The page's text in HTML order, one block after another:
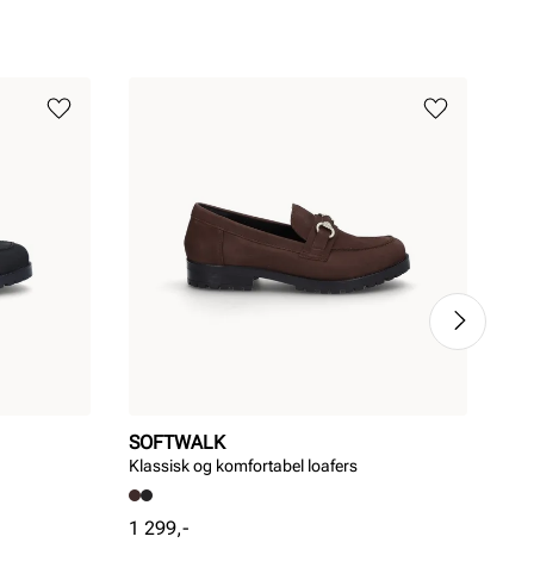
SOFTWALK
Klassisk og komfortabel loafers
Pris
1 299,-